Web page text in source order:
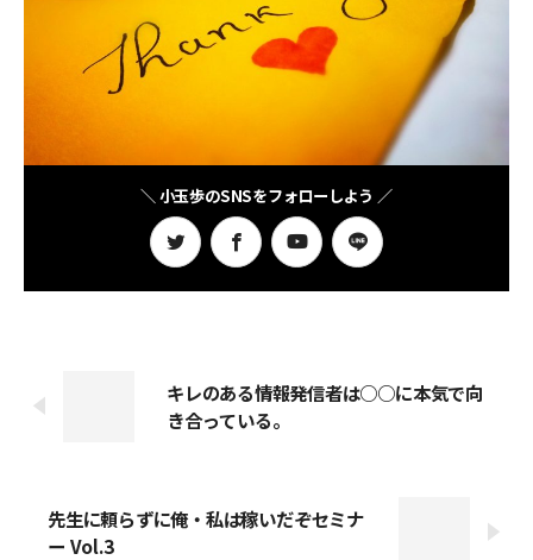
＼ 小玉歩のSNSをフォローしよう ／
キレのある情報発信者は○○に本気で向
き合っている。
先生に頼らずに俺・私は稼いだぞセミナ
ー Vol.3